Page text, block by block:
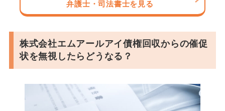
弁護士・司法書士を見る
株式会社エムアールアイ債権回収からの催促
状を無視したらどうなる？